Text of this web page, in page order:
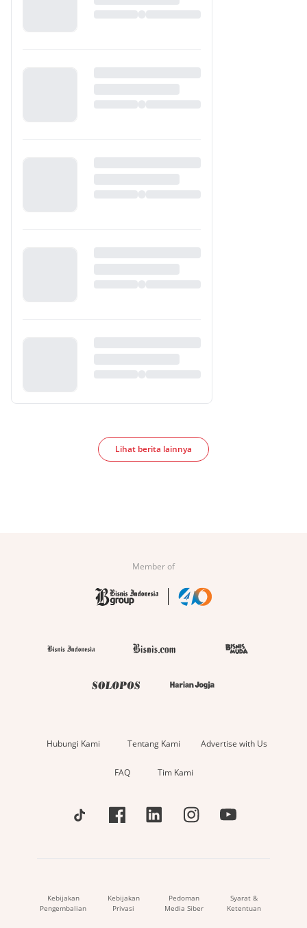
Lihat berita lainnya
Member of
Hubungi Kami Tentang Kami Advertise with Us
FAQ Tim Kami
Kebijakan
Pengembalian
Kebijakan
Privasi
Pedoman
Media Siber
Syarat &
Ketentuan